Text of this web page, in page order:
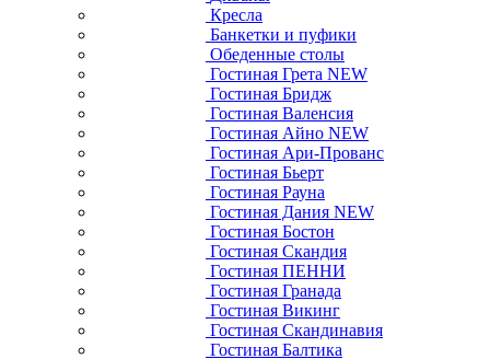
Кресла
Банкетки и пуфики
Обеденные столы
Гостиная Грета NEW
Гостиная Бридж
Гостиная Валенсия
Гостиная Айно NEW
Гостиная Ари-Прованс
Гостиная Бьерт
Гостиная Рауна
Гостиная Дания NEW
Гостиная Бостон
Гостиная Скандия
Гостиная ПЕННИ
Гостиная Гранада
Гостиная Викинг
Гостиная Скандинавия
Гостиная Балтика